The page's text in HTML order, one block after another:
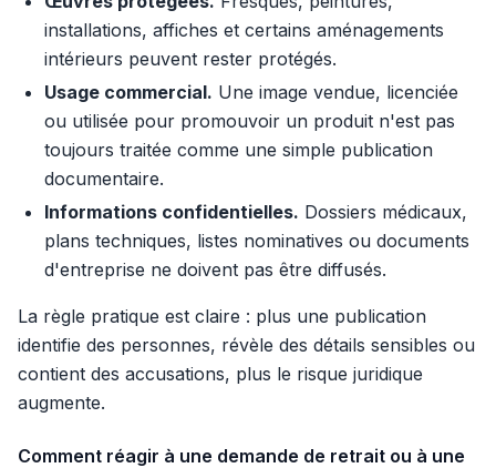
installations, affiches et certains aménagements
intérieurs peuvent rester protégés.
Usage commercial. Une image vendue, licenciée
ou utilisée pour promouvoir un produit n'est pas
toujours traitée comme une simple publication
documentaire.
Informations confidentielles. Dossiers médicaux,
plans techniques, listes nominatives ou documents
d'entreprise ne doivent pas être diffusés.
La règle pratique est claire : plus une publication
identifie des personnes, révèle des détails sensibles ou
contient des accusations, plus le risque juridique
augmente.
Comment réagir à une demande de retrait ou à une